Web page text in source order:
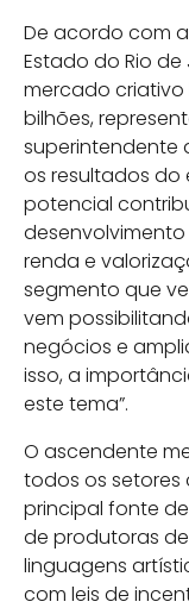
De acordo com
Estado do Rio de
mercado criativo
bilhões,
superintendente
os resultados do
potencial
renda e
segmento que
vem
negócios e
isso, a
este tema”.
O ascendente
todos os
principal fonte
de produtoras
linguagens
com leis de